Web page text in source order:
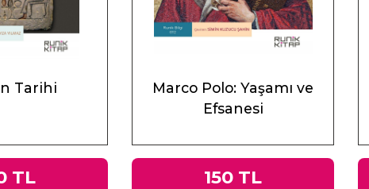
Tarihi
TL
Marco Polo: Yaşamı ve
Efsanesi
150 TL